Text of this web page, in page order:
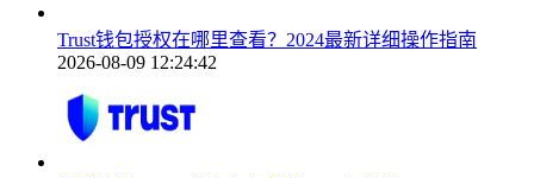
Trust钱包授权在哪里查看？2024最新详细操作指南
2026-08-09 12:24:42